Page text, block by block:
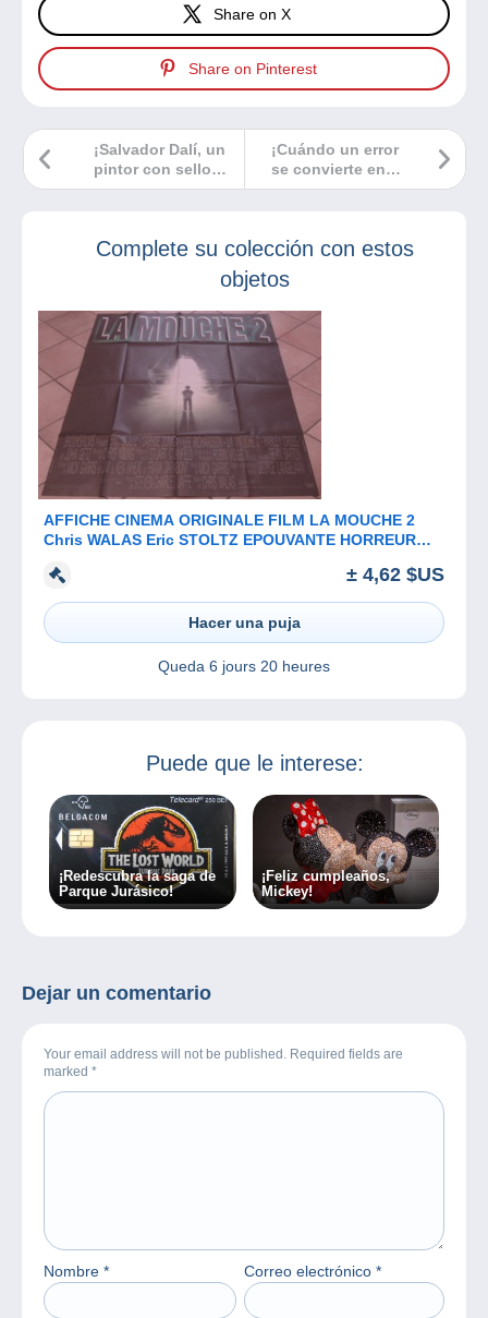
Share on X
Share on Pinterest
¡Cuándo un error
se convierte en
felicidad!
¡Salvador Dalí, un
pintor con sello
excéntrico!
Complete su colección con estos
objetos
AFFICHE CINEMA ORIGINALE FILM LA MOUCHE 2
Chris WALAS Eric STOLTZ EPOUVANTE HORREUR
± 4,62 $US
Hacer una puja
Queda 6 jours 20 heures
Puede que le interese:
¡Redescubra la saga de
Parque Jurásico!
¡Feliz cumpleaños,
Mickey!
Dejar un comentario
Your email address will not be published. Required fields are
marked *
Nombre * Correo electrónico *